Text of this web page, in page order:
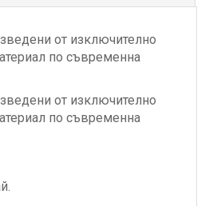
от изключително
по съвременна
от изключително
по съвременна